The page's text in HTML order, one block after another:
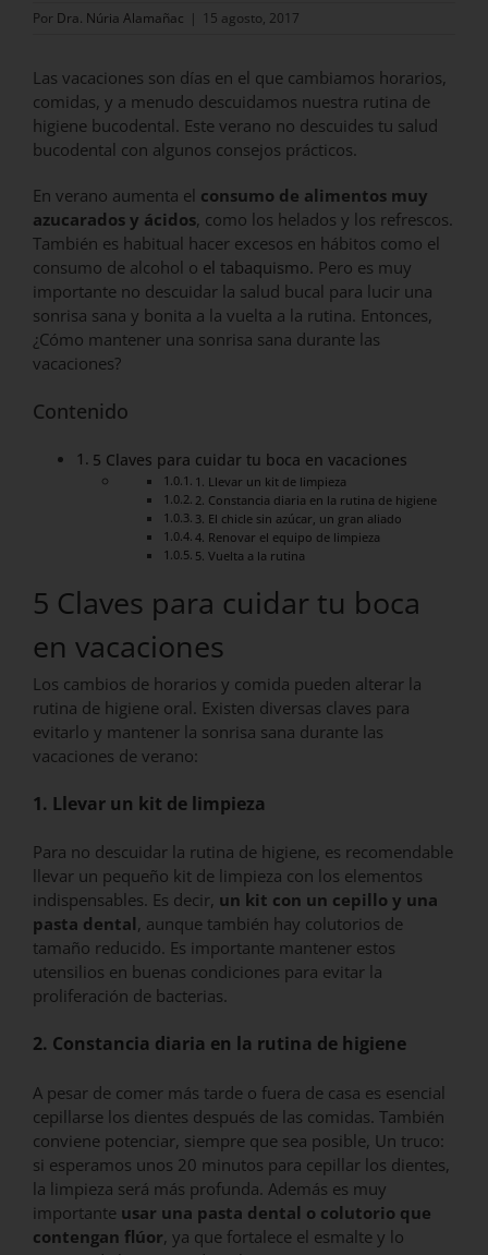
Por Dra. Núria Alamañac | 15 agosto, 2017
Las vacaciones son días en el que cambiamos horarios,
comidas, y a menudo descuidamos nuestra rutina de
higiene bucodental. Este verano no descuides tu salud
bucodental con algunos consejos prácticos.
En verano aumenta el consumo de alimentos muy
azucarados y ácidos, como los helados y los refrescos.
También es habitual hacer excesos en hábitos como el
consumo de alcohol o el tabaquismo. Pero es muy
importante no descuidar la salud bucal para lucir una
sonrisa sana y bonita a la vuelta a la rutina. Entonces,
¿Cómo mantener una sonrisa sana durante las
vacaciones?
Contenido
5 Claves para cuidar tu boca en vacaciones
1. Llevar un kit de limpieza
2. Constancia diaria en la rutina de higiene
3. El chicle sin azúcar, un gran aliado
4. Renovar el equipo de limpieza
5. Vuelta a la rutina
5 Claves para cuidar tu boca
en vacaciones
Los cambios de horarios y comida pueden alterar la
rutina de higiene oral. Existen diversas claves para
evitarlo y mantener la sonrisa sana durante las
vacaciones de verano:
1. Llevar un kit de limpieza
Para no descuidar la rutina de higiene, es recomendable
llevar un pequeño kit de limpieza con los elementos
indispensables. Es decir, un kit con un cepillo y una
pasta dental, aunque también hay colutorios de
tamaño reducido. Es importante mantener estos
utensilios en buenas condiciones para evitar la
proliferación de bacterias.
2. Constancia diaria en la rutina de higiene
A pesar de comer más tarde o fuera de casa es esencial
cepillarse los dientes después de las comidas. También
conviene potenciar, siempre que sea posible, Un truco:
si esperamos unos 20 minutos para cepillar los dientes,
la limpieza será más profunda. Además es muy
importante usar una pasta dental o colutorio que
contengan flúor, ya que fortalece el esmalte y lo